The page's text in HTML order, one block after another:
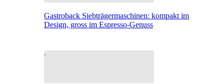
Gastroback Siebträgermaschinen: kompakt im
Design, gross im Espresso-Genuss